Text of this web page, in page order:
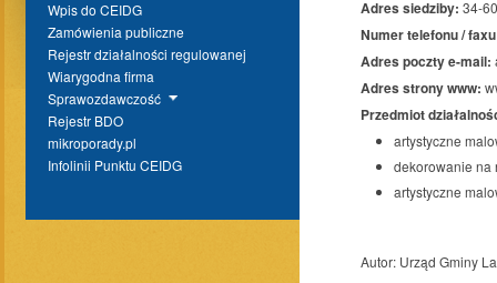
Wpis do CEIDG
Zamówienia publiczne
Rejestr działalności regulowanej
Wiarygodna firma
Sprawozdawczość
Rejestr BDO
mikroporady.pl
Infolinii Punktu CEIDG
Adres siedziby: 34-
Numer telefonu /
Adres poczty e-mail:
Adres strony www:
Przedmiot
artystyczne
dekorowanie na
artystyczne
Autor: Urząd Gminy